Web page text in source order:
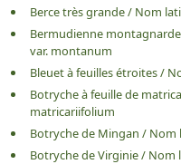
Berce très grande/ Nom
Bermudienne montagnarde
var. montanum
Bleuet à feuilles étroites/
Botryche à feuille de
matricariifolium
Botryche de Mingan / Nom
Botryche de Virginie/ Nom